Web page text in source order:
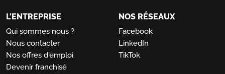
L'ENTREPRISE
Qui sommes nous ?
Nous contacter
Nos offres d'emploi
Devenir franchisé
NOS RÉSEAUX
Facebook
LinkedIn
TikTok